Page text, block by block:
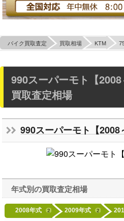
バイク買取査定 買取相場 KTM
990スーパーモト【
買取査定相場
990スーパーモト【2008
年式別の買取査定相場
2008年式 2 2009年式 2